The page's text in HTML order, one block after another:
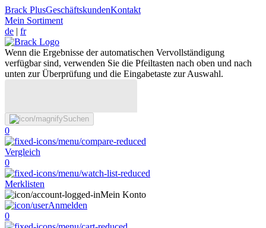
Brack PlusGeschäftskundenKontakt
Mein Sortiment
de | fr
Wenn die Ergebnisse der automatischen Vervollständigung
verfügbar sind, verwenden Sie die Pfeiltasten nach oben und nach
unten zur Überprüfung und die Eingabetaste zur Auswahl.
Suchen
0
Vergleich
0
Merklisten
Mein Konto
Anmelden
0